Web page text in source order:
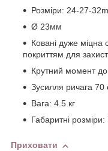
Розміри: 24-27-
Ø 23мм
Ковані дуже
покриттям для
Крутний момент
Зусилля ричага 70
Вага: 4.5 кг
Габаритні
Приховати